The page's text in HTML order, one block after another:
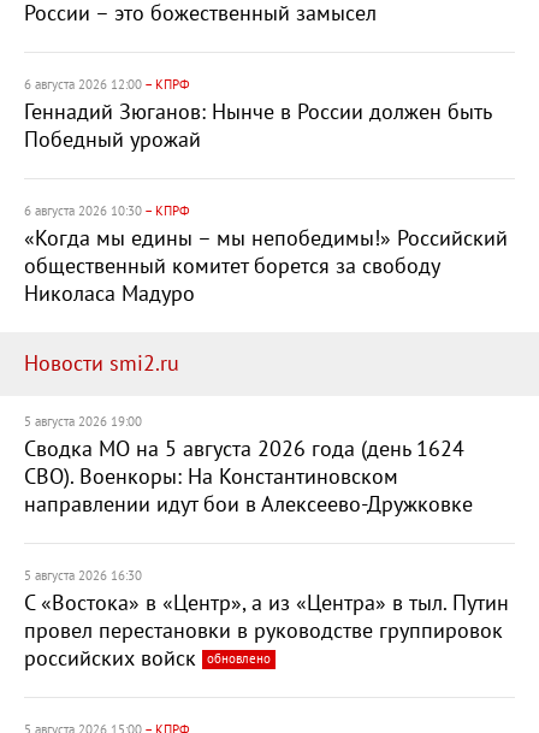
России – это божественный замысел
6 августа 2026 12:00 – КПРФ
Геннадий Зюганов: Нынче в России должен быть
Победный урожай
6 августа 2026 10:30 – КПРФ
«Когда мы едины – мы непобедимы!» Российский
общественный комитет борется за свободу
Николаса Мадуро
Новости smi2.ru
5 августа 2026 19:00
Сводка МО на 5 августа 2026 года (день 1624
СВО). Военкоры: На Константиновском
направлении идут бои в Алексеево-Дружковке
5 августа 2026 16:30
С «Востока» в «Центр», а из «Центра» в тыл. Путин
провел перестановки в руководстве группировок
российских войск
обновлено